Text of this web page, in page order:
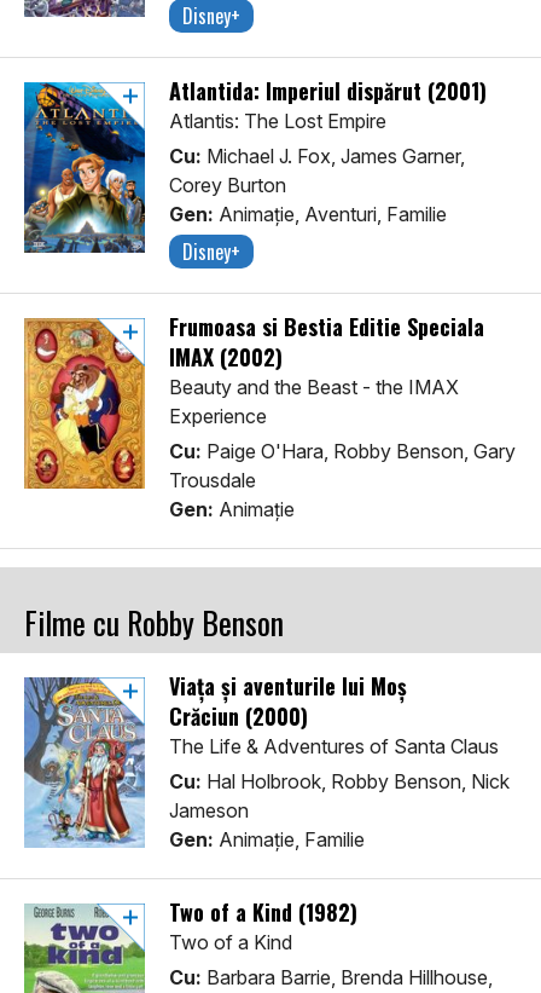
Disney+
Atlantida: Imperiul dispărut (2001)
Atlantis: The Lost Empire
Cu: Michael J. Fox, James Garner,
Corey Burton
Gen: Animaţie, Aventuri, Familie
Disney+
Frumoasa si Bestia Editie Speciala
IMAX (2002)
Beauty and the Beast - the IMAX
Experience
Cu: Paige O'Hara, Robby Benson, Gary
Trousdale
Gen: Animaţie
Filme cu Robby Benson
Viaţa şi aventurile lui Moş
Crăciun (2000)
The Life & Adventures of Santa Claus
Cu: Hal Holbrook, Robby Benson, Nick
Jameson
Gen: Animaţie, Familie
Two of a Kind (1982)
Two of a Kind
Cu: Barbara Barrie, Brenda Hillhouse,